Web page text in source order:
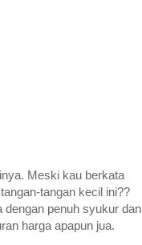
Meski kau berkata
tangan kecil ini??
dengan penuh syukur dan
harga apapun jua.